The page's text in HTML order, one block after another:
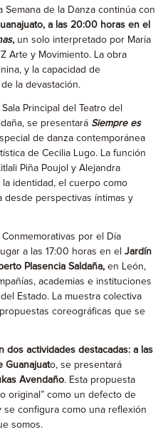
Semana de la Danza continúa con
a las 20:00 horas en el
, un solo interpretado por María
Arte y Movimiento. La obra
y la capacidad de
la devastación.
Principal del Teatro del
se presentará Siempre es
de danza contemporánea
de Cecilia Lugo. La función
Piña Poujol y Alejandra
la identidad, el cuerpo como
desde perspectivas íntimas y
Conmemorativas por el Día
a las 17:00 horas en elJardín
Plasencia Saldaña,en León,
academias e instituciones
Estado. La muestra colectiva
coreográficas que se
dos actividades destacadas: a las
Guanajuato, se presentará
Avendaño. Esta propuesta
original” como un defecto de
configura como una reflexión
somos.